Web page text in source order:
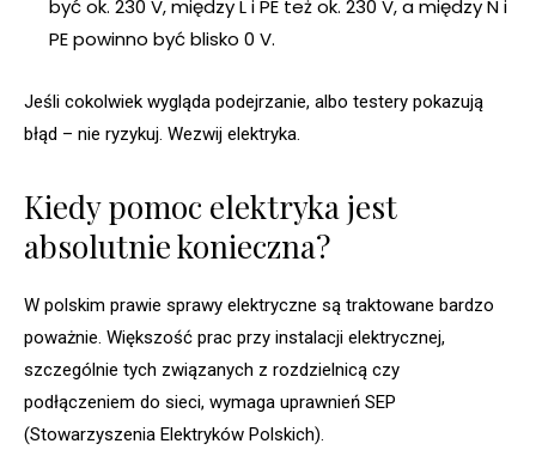
być ok. 230 V, między L i PE też ok. 230 V, a między N i
PE powinno być blisko 0 V.
Jeśli cokolwiek wygląda podejrzanie, albo testery pokazują
błąd – nie ryzykuj. Wezwij elektryka.
Kiedy pomoc elektryka jest
absolutnie konieczna?
W polskim prawie sprawy elektryczne są traktowane bardzo
poważnie. Większość prac przy instalacji elektrycznej,
szczególnie tych związanych z rozdzielnicą czy
podłączeniem do sieci, wymaga uprawnień SEP
(Stowarzyszenia Elektryków Polskich).